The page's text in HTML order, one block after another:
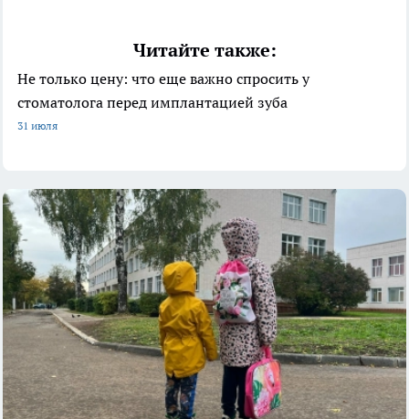
Читайте также:
Не только цену: что еще важно спросить у
стоматолога перед имплантацией зуба
31 июля